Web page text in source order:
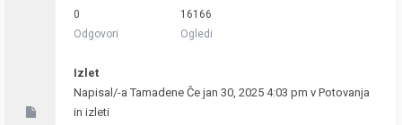
0
Odgovori
16166
Ogledi
Izlet
Napisal/-aTamadene Če jan 30, 2025 4:03 pm v Potovanja
in izleti